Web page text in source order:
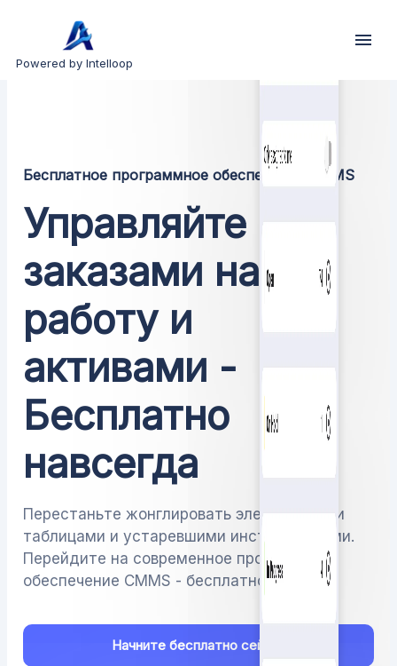
Powered by Intelloop
Бесплатное программное обеспечение CMMS
Управляйте
заказами на
работу и
активами -
Бесплатно
навсегда
Перестаньте жонглировать электронными
таблицами и устаревшими инструментами.
Перейдите на современное программное
обеспечение CMMS - бесплатно.
Начните бесплатно сейчас